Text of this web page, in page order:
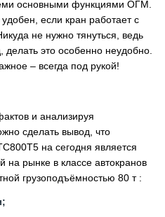
основными функциями ОГМ.
если кран работает с
не нужно тянуться, ведь
делать это особенно неудобно.
– всегда под рукой!
и анализируя
сделать вывод, что
на сегодня является
рынке в классе автокранов
грузоподъёмностью 80 т :